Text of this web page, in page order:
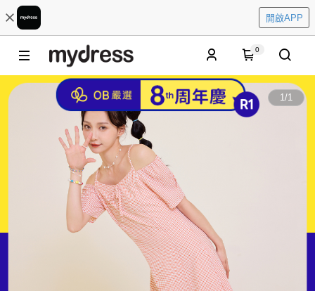
開啟APP
0
1/1